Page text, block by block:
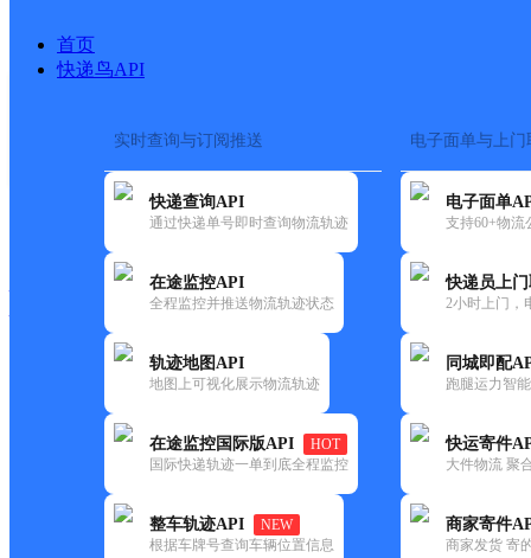
首页
快递鸟API
实时查询与订阅推送
快递查询API
通过快递单号即时查询物流轨迹
在途监控API
全程监控并推送物流轨迹状态
轨迹地图API
地图上可视化展示物流轨迹
在途监控国际版API
HOT
国际快递轨迹一单到底全程监控
整车轨迹API
NEW
根据车牌号查询车辆位置信息
电子面单与上门
电子面单
支持60+物流
快递员上
2小时上门，
同城即配
跑腿运力智
快运寄件
大件物流 聚
商家寄件
商家发货 寄
快运大全 快递时效
邮政
史召邮政所
更新时间：2021-12-03 00:00:00